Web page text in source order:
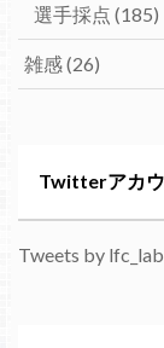
選手採点 (185)
雑感(26)
Twitterアカ
Tweets by lfc_lab